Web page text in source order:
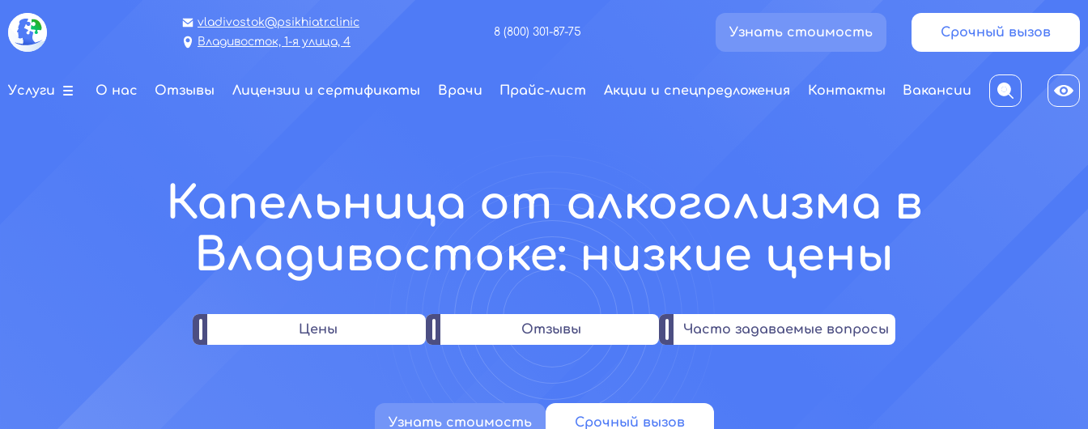
vladivostok@psikhiatr.clinic
Владивосток, 1-я улица, 4
8 (800) 301-87-75 Узнать стоимость Срочный вызов
Услуги О нас Отзывы Лицензии и сертификаты Врачи Прайс-лист Акции и спецпредложения Контакты Вакансии
Капельница от алкоголизма в
Владивостоке: низкие цены
Цены Отзывы Часто задаваемые вопросы
Узнать стоимость Срочный вызов